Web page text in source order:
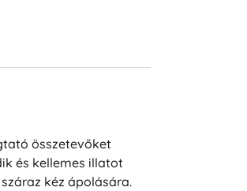
összetevőket
és kellemes illatot
kéz ápolására.